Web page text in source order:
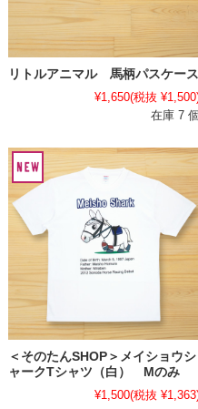
リトルアニマル 馬柄パスケース
¥1,650(税抜
在庫 7 個
＜そのたんSHOP＞メイショウシ
ャークTシャツ（白） Mのみ
¥1,500(税抜